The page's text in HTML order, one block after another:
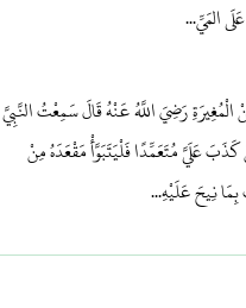
المَيِّ...
رَضِيَ اللَّهُ عَنْهُ قَالَ سَمِعْتُ النَّبِيَّ
عَلَيَّ مُتَعَمِّدًا فَلْيَتَبَوَّأْ مَقْعَدَهُ مِنْ
نِيحَ عَلَيْهِ...